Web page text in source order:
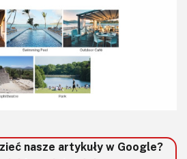
nasze artykuły w Google?